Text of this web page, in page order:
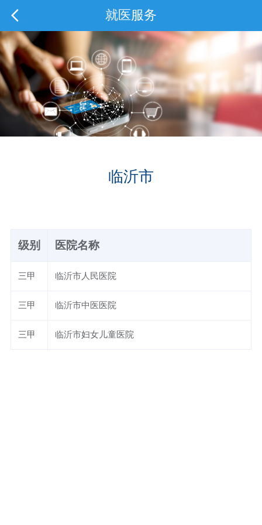
就医服务
临沂市
级别 医院名称
三甲 临沂市人民医院
三甲 临沂市中医医院
三甲 临沂市妇女儿童医院